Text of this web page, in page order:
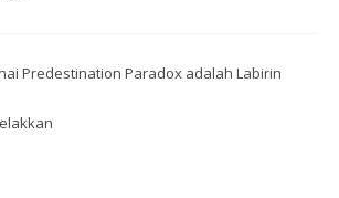
Predestination Paradox adalah Labirin